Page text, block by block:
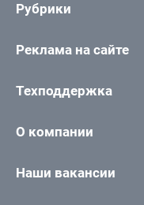
Рубрики
Реклама на сайте
Техподдержка
О компании
Наши вакансии